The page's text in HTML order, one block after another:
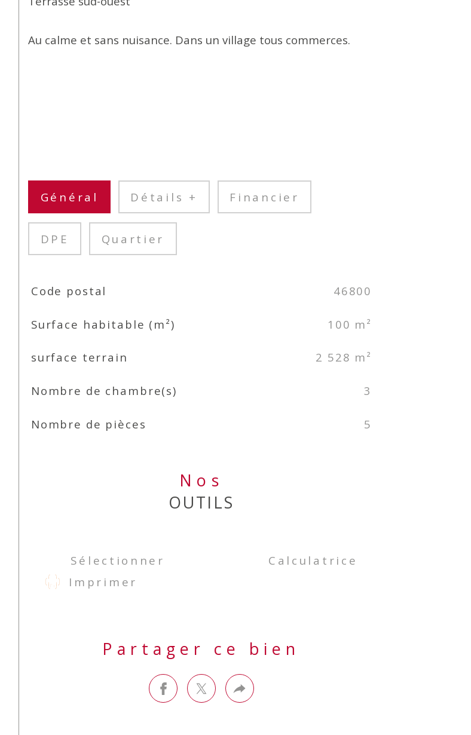
Au calme et sans nuisance. Dans un village tous commerces.
Général Détails + Financier
DPE Quartier
TRAD_SIROCCO_Caracteristique
Code postal 46800
Surface habitable (m²) 100 m²
surface terrain 2 528 m²
Nombre de chambre(s) 3
Nombre de pièces 5
Nos
OUTILS
Sélectionner
Calculatrice
Imprimer
Partager ce bien